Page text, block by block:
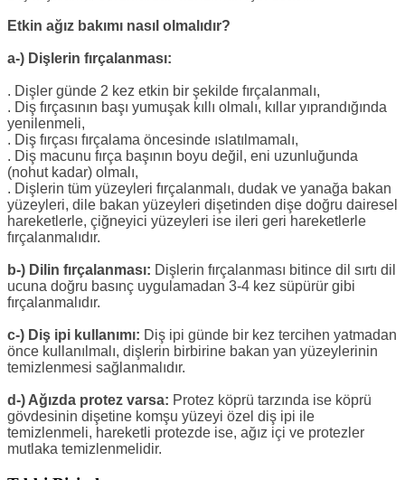
Etkin ağız bakımı nasıl olmalıdır?
a-) Dişlerin fırçalanması:
. Dişler günde 2 kez etkin bir şekilde fırçalanmalı,
. Diş fırçasının başı yumuşak kıllı olmalı, kıllar yıprandığında
yenilenmeli,
. Diş fırçası fırçalama öncesinde ıslatılmamalı,
. Diş macunu fırça başının boyu değil, eni uzunluğunda
(nohut kadar) olmalı,
. Dişlerin tüm yüzeyleri fırçalanmalı, dudak ve yanağa bakan
yüzeyleri, dile bakan yüzeyleri dişetinden dişe doğru dairesel
hareketlerle, çiğneyici yüzeyleri ise ileri geri hareketlerle
fırçalanmalıdır.
b-) Dilin fırçalanması: Dişlerin fırçalanması bitince dil sırtı dil
ucuna doğru basınç uygulamadan 3-4 kez süpürür gibi
fırçalanmalıdır.
c-) Diş ipi kullanımı: Diş ipi günde bir kez tercihen yatmadan
önce kullanılmalı, dişlerin birbirine bakan yan yüzeylerinin
temizlenmesi sağlanmalıdır.
d-) Ağızda protez varsa: Protez köprü tarzında ise köprü
gövdesinin dişetine komşu yüzeyi özel diş ipi ile
temizlenmeli, hareketli protezde ise, ağız içi ve protezler
mutlaka temizlenmelidir.